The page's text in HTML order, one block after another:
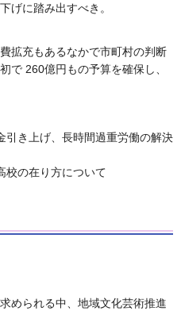
げに踏み出すべき。
拡充もあるなかで市町村の判断
で 260億円もの予算を確保し、
引き上げ、長時間過重労働の解決
校の在り方について
められる中、地域文化芸術推進